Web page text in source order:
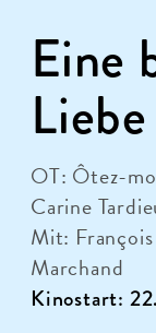
Eine
Liebe
OT: Ôtez-
Carine
Mit:
Marchand
Kinostart: